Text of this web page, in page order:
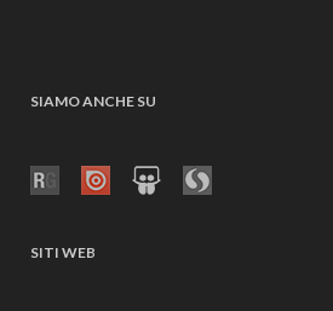
SIAMO ANCHE SU
SITI WEB